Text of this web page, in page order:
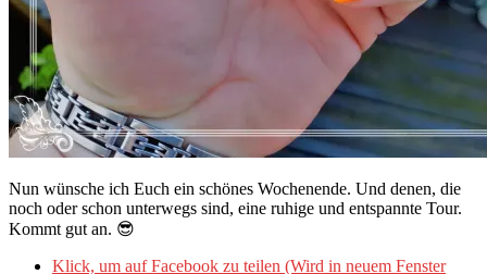
Nun wünsche ich Euch ein schönes Wochenende. Und denen, die
noch oder schon unterwegs sind, eine ruhige und entspannte Tour.
Kommt gut an. 😎
Klick, um auf Facebook zu teilen (Wird in neuem Fenster